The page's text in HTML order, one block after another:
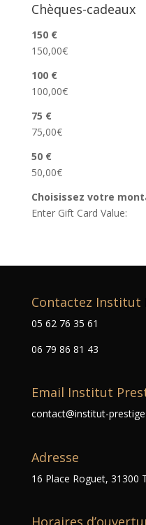
Chèques-cadeaux
150 €
150,00€
100 €
100,00€
75 €
75,00€
50 €
50,00€
Choisissez votre
Enter Gift Card Value:
Contactez Institut
05 62 76 35 61
06 79 86 81 43
Email Institut
contact@institut-
Adresse
16 Place Roguet, 31300
Horaires